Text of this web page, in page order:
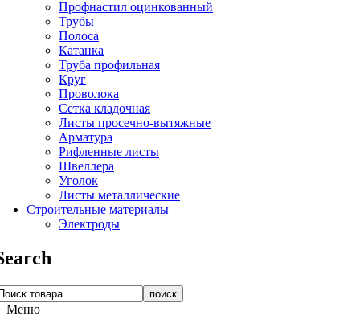
Профнастил оцинкованный
Трубы
Полоса
Катанка
Труба профильная
Круг
Проволока
Сетка кладочная
Листы просечно-вытяжные
Арматура
Рифленные листы
Швеллера
Уголок
Листы металлические
Строительные материалы
Электроды
поиск
Меню